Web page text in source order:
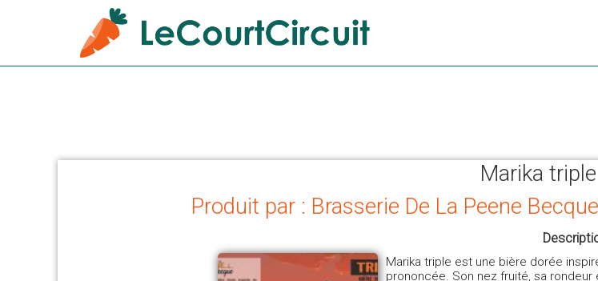
Marika triple
Produit par : Brasserie De La Peene
Marika triple est une bière dorée
prononcée. Son nez fruité, sa